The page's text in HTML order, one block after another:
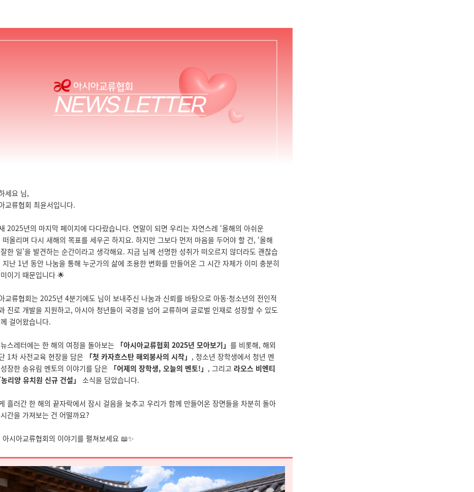
세요 님,
교류협회 최윤서입니다.
2025년의 마지막 페이지에 다다랐습니다. 연말이 되면 우리는 자연스레 ‘올해의 아쉬운
떠올리며 다시 새해의 목표를 세우곤 하지요. 하지만 그보다 먼저 마음을 두어야 할 건, ‘올해
한 일’을 발견하는 순간이라고 생각해요. 지금 님께 선명한 성취가 떠오르지 않더라도 괜찮습
지난 1년 동안 나눔을 통해 누군가의 삶에 조용한 변화를 만들어온 그 시간 자체가 이미 충분히
이기 때문입니다 🌟
교류협회는 2025년 4분기에도 님이 보내주신 나눔과 신뢰를 바탕으로 아동·청소년의 전인적
진로 개발을 지원하고, 아시아 청년들이 국경을 넘어 교류하며 글로벌 인재로 성장할 수 있도
걸어왔습니다.
스레터에는 한 해의 여정을 돌아보는 「아시아교류협회 2025년 모아보기」 를 비롯해, 해외
1차 사전교육 현장을 담은
「첫 카자흐스탄 해외봉사의 시작」 , 청소년 장학생에서 청년 멘
장한 송유림 멘토의 이야기를 담은
「어제의 장학생, 오늘의 멘토!」 , 그리고 라오스 비엔티
리양 유치원 신규 건설」
소식을 담았습니다.
흘러간 한 해의 끝자락에서 잠시 걸음을 늦추고 우리가 함께 만들어온 장면들을 차분히 돌아
간을 가져보는 건 어떨까요?
아시아교류협회의 이야기를 펼쳐보세요 📖✨